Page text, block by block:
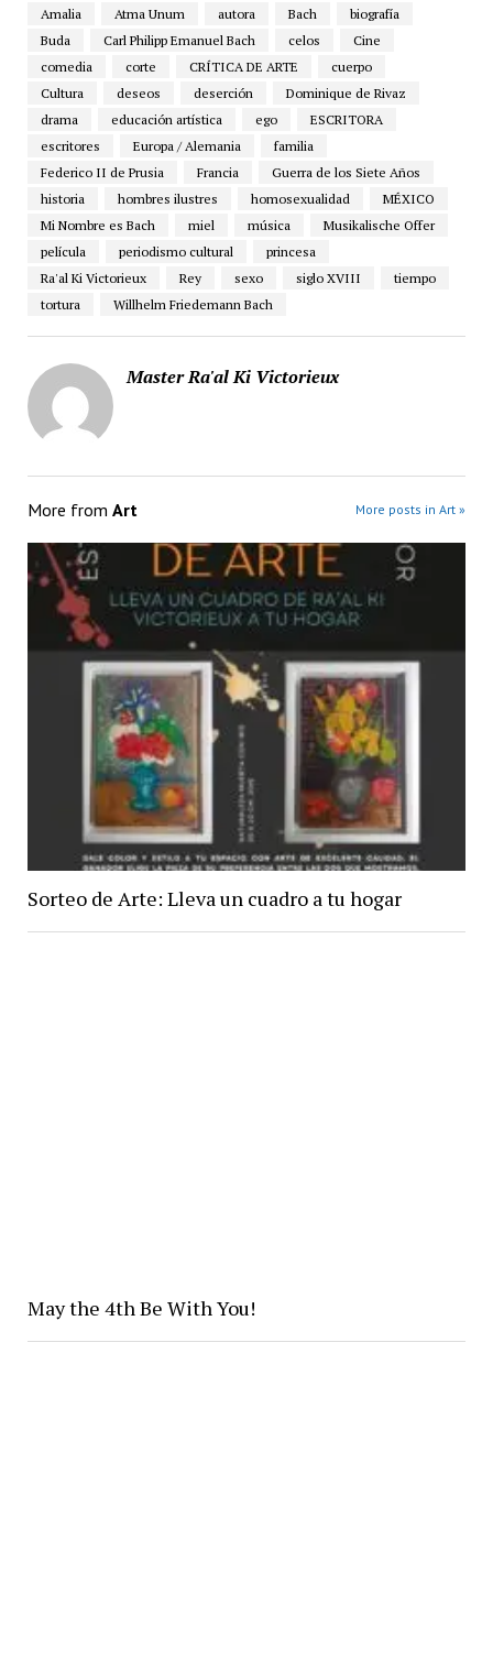
Amalia Atma Unum autora Bach
biografía
Buda
Carl Philipp Emanuel Bach celos
Cine
comedia
corte CRÍTICA DE ARTE
cuerpo
Cultura
deseos deserción
Dominique de Rivaz
drama
educación artística ego
ESCRITORA
escritores
Europa / Alemania
familia
Federico II de Prusia
Francia
Guerra de los Siete Años
historia
hombres ilustres homosexualidad
MÉXICO
Mi Nombre es Bach
miel música
Musikalische Offer
película
periodismo cultural
princesa
Ra'al Ki Victorieux
Rey sexo siglo XVIII
tiempo
tortura
Willhelm Friedemann Bach
Master Ra'al Ki Victorieux
More from Art More posts in Art »
Sorteo de Arte: Lleva un cuadro a tu hogar
May the 4th Be With You!